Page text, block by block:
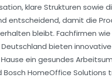
klare Strukturen sowie
entscheidend, damit die
erhalten bleibt. Fachfirmen
bieten innovative
ein gesundes
Bosch HomeOffice Solutions